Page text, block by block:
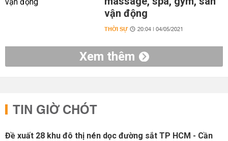
vận động
THỜI SỰ 20:04 | 04/05/2021
Xem thêm
TIN GIỜ CHÓT
Đề xuất 28 khu đô thị nén dọc đường sắt TP HCM - Cần